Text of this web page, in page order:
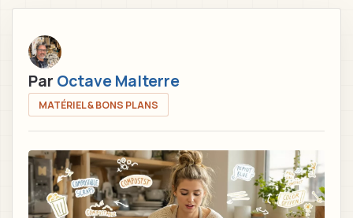
Par Octave Malterre
MATÉRIEL & BONS PLANS